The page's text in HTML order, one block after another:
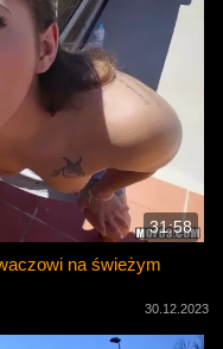
31:58
na świeżym
30.12.2023